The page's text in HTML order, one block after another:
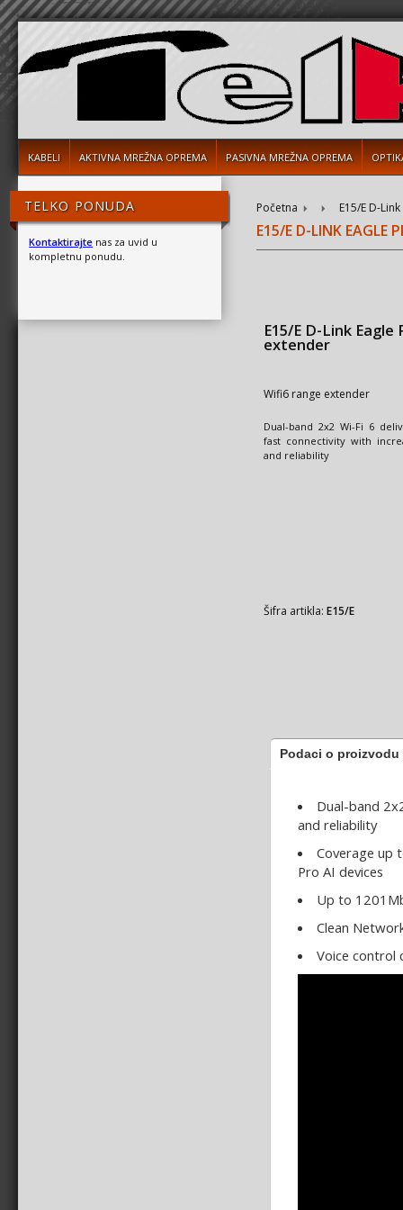
KABELI AKTIVNA MREŽNA OPREMA PASIVNA MREŽNA OPREMA
TELKO PONUDA
Kontaktirajte nas za uvid u
kompletnu ponudu.
Početna E15/E D-
E15/E D-LINK EAGLE
E15/E D-Link Eagle
extender
Wifi6 range extender
Dual-band 2x2 Wi-Fi 6
fast connectivity with
and reliability
Šifra artikla:E15/E
Podaci o proizvodu
Dual-band
and reliability
Coverage up
Pro AI devices
Up to
Clean
Voice control